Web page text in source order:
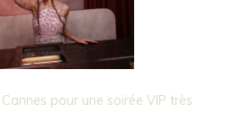
pour une soirée VIP très